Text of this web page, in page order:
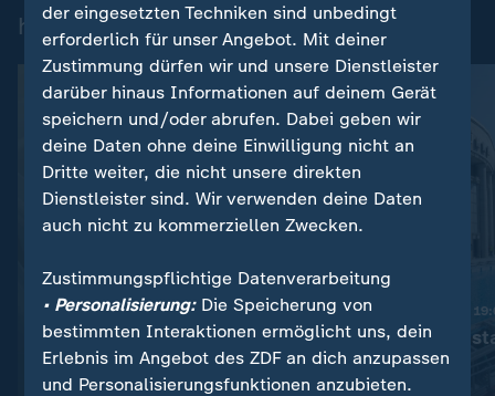
heute 19:00 Uhr: Einzelbeiträge
Nachrichten | heute 19:00 Uhr:
Trotz Krieg:
Leihmutterschaft in der
Ukraine
Nachrichten | heute
Schwimmbad
Video
der eingesetzten Techniken sind unbedingt
erforderlich für unser Angebot. Mit deiner
Zustimmung dürfen wir und unsere Dienstleister
darüber hinaus Informationen auf deinem Gerät
speichern und/oder abrufen. Dabei geben wir
deine Daten ohne deine Einwilligung nicht an
Dritte weiter, die nicht unsere direkten
Dienstleister sind. Wir verwenden deine Daten
auch nicht zu kommerziellen Zwecken.
Zustimmungspflichtige Datenverarbeitung
• Personalisierung:Die Speicherung von
bestimmten Interaktionen ermöglicht uns, dein
Erlebnis im Angebot des ZDF an dich anzupassen
und Personalisierungsfunktionen anzubieten.